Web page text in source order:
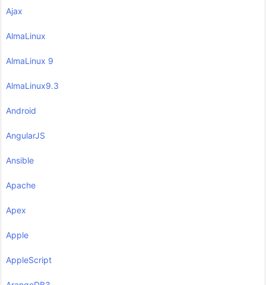
Ajax
AlmaLinux
AlmaLinux 9
AlmaLinux9.3
Android
AngularJS
Ansible
Apache
Apex
Apple
AppleScript